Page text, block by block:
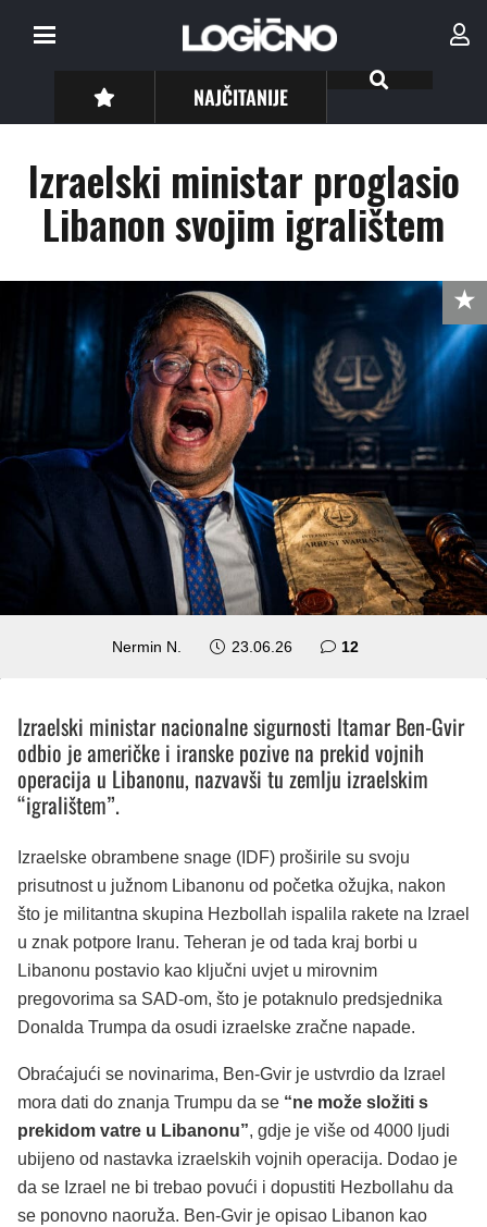
NAJČITANIJE
Izraelski ministar proglasio
Libanon svojim igralištem
Nermin N. 23.06.26 12
Izraelski ministar nacionalne sigurnosti Itamar Ben-Gvir
odbio je američke i iranske pozive na prekid vojnih
operacija u Libanonu, nazvavši tu zemlju izraelskim
“igralištem”.
Izraelske obrambene snage (IDF) proširile su svoju
prisutnost u južnom Libanonu od početka ožujka, nakon
što je militantna skupina Hezbollah ispalila rakete na Izrael
u znak potpore Iranu. Teheran je od tada kraj borbi u
Libanonu postavio kao ključni uvjet u mirovnim
pregovorima sa SAD-om, što je potaknulo predsjednika
Donalda Trumpa da osudi izraelske zračne napade.
Obraćajući se novinarima, Ben-Gvir je ustvrdio da Izrael
mora dati do znanja Trumpu da se “ne može složiti s
prekidom vatre u Libanonu”, gdje je više od 4000 ljudi
ubijeno od nastavka izraelskih vojnih operacija. Dodao je
da se Izrael ne bi trebao povući i dopustiti Hezbollahu da
se ponovno naoruža. Ben-Gvir je opisao Libanon kao